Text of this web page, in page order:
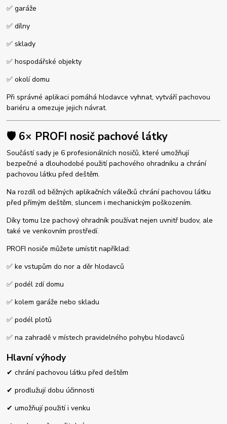
✅ garáže
✅ dílny
✅ sklady
✅ hospodářské objekty
✅ okolí domu
Při správné aplikaci pomáhá hlodavce vyhnat, vytváří pachovou
bariéru a omezuje jejich návrat.
🛡️ 6× PROFI nosič pachové látky
Součástí sady je 6 profesionálních nosičů, které umožňují
bezpečné a dlouhodobé použití pachového ohradníku a chrání
pachovou látku před deštěm.
Na rozdíl od běžných aplikačních válečků chrání pachovou látku
před přímým deštěm, sluncem i mechanickým poškozením.
Díky tomu lze pachový ohradník používat nejen uvnitř budov, ale
také ve venkovním prostředí.
PROFI nosiče můžete umístit například:
✅ ke vstupům do nor a děr hlodavců
✅ podél zdí domu
✅ kolem garáže nebo skladu
✅ podél plotů
✅ na zahradě v místech pravidelného pohybu hlodavců
Hlavní výhody
✔ chrání pachovou látku před deštěm
✔ prodlužují dobu účinnosti
✔ umožňují použití i venku